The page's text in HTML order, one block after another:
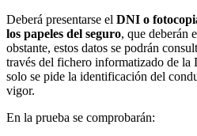
Deberá presentarse el DNI o
los papeles del seguro, que deberán
obstante, estos datos se podrán
través del fichero informatizado de la
solo se pide la identificación del
vigor.
En la prueba se comprobarán: